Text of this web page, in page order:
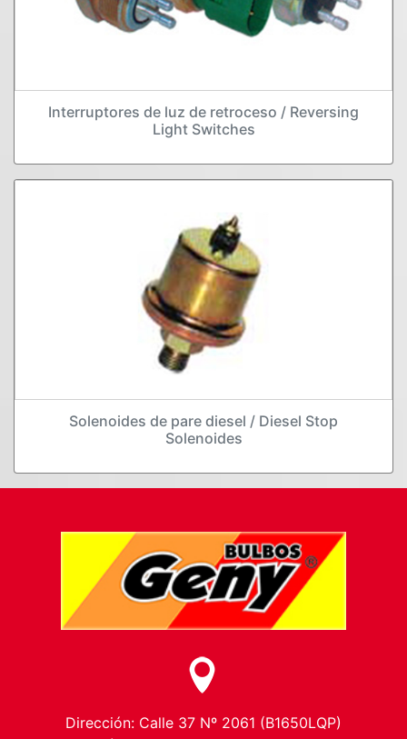
Interruptores de luz de retroceso / Reversing
Light Switches
Solenoides de pare diesel / Diesel Stop
Solenoides
Dirección: Calle 37 Nº 2061 (B1650LQP)